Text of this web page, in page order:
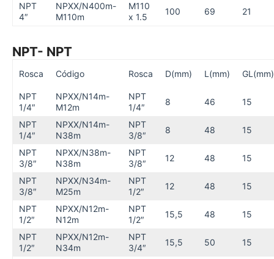
NPT
4″
NPXX/N400m-
M110m
M110
x 1.5
100 69 21
NPT- NPT
Rosca Código Rosca D(mm) L(mm) GL(mm)
NPT
1/4″
NPXX/N14m-
M12m
NPT
1/4″
8 46 15
NPT
1/4″
NPXX/N14m-
N38m
NPT
3/8″
8 48 15
NPT
3/8″
NPXX/N38m-
N38m
NPT
3/8″
12 48 15
NPT
3/8″
NPXX/N34m-
M25m
NPT
1/2″
12 48 15
NPT
1/2″
NPXX/N12m-
N12m
NPT
1/2″
15,5 48 15
NPT
1/2″
NPXX/N12m-
N34m
NPT
3/4″
15,5 50 15